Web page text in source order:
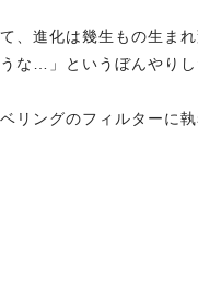
、進化は幾生もの生ま
な…」というぼんやり
リングのフィルターに